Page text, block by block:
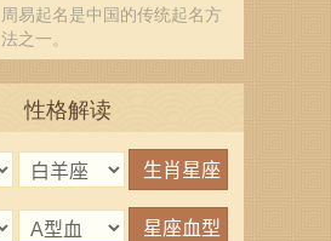
周易起名是中国的传统起名方
法之一。
性格解读